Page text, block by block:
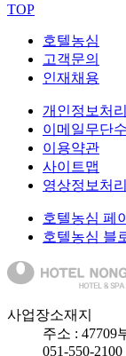
TOP
호텔농심
고객문의
인재채용
개인정보처
이메일무단
이용약관
사이트맵
영상정보처
호텔농심 페
호텔농심 블
사업장소재지
주소 : 47709
051-550-2100